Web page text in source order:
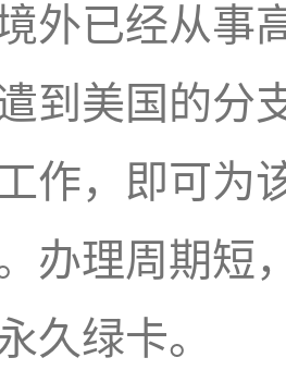
外已经从事
到美国的分
作，即可为
办理周期短
久绿卡。